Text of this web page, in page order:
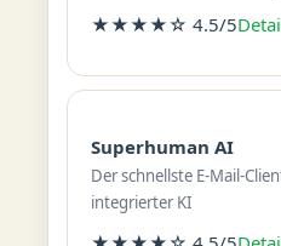
★★★★☆ 4.5/5
Superhuman AI
Der schnellste E-Mail-
integrierter KI